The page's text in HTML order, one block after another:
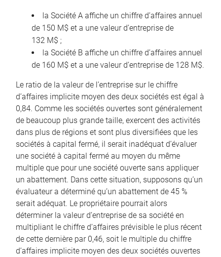
la Société A affiche un chiffre d’affaires annuel
de 150 M$ et a une valeur d’entreprise de
132 M$ ;
la Société B affiche un chiffre d’affaires annuel
de 160 M$ et a une valeur d’entreprise de 128 M$.
Le ratio de la valeur de l’entreprise sur le chiffre
d’affaires implicite moyen des deux sociétés est égal à
0,84. Comme les sociétés ouvertes sont généralement
de beaucoup plus grande taille, exercent des activités
dans plus de régions et sont plus diversifiées que les
sociétés à capital fermé, il serait inadéquat d’évaluer
une société à capital fermé au moyen du même
multiple que pour une société ouverte sans appliquer
un abattement. Dans cette situation, supposons qu’un
évaluateur a déterminé qu’un abattement de 45 %
serait adéquat. Le propriétaire pourrait alors
déterminer la valeur d’entreprise de sa société en
multipliant le chiffre d’affaires prévisible le plus récent
de cette dernière par 0,46, soit le multiple du chiffre
d’affaires implicite moyen des deux sociétés ouvertes